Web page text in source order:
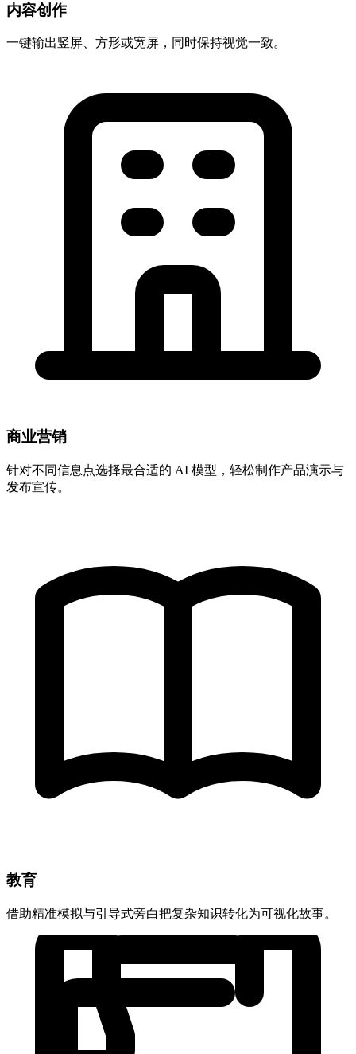
内容创作
一键输出竖屏、方形或宽屏，同时保持视觉一致。
商业营销
针对不同信息点选择最合适的 AI 模型，轻松制作产品演示与
发布宣传。
教育
借助精准模拟与引导式旁白把复杂知识转化为可视化故事。